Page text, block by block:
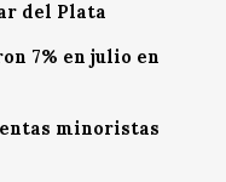
del Plata
7% en julio en
minoristas